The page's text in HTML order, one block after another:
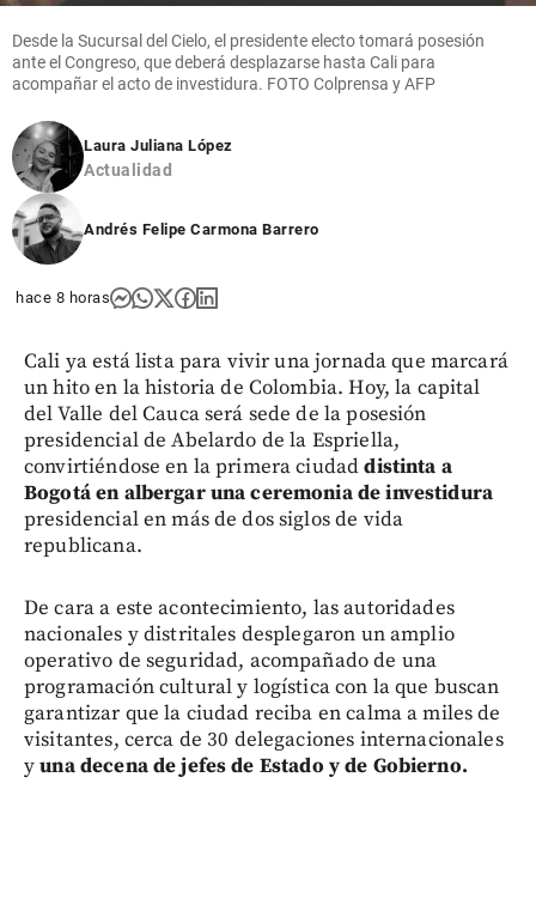
Desde la Sucursal del Cielo, el presidente electo tomará posesión
ante el Congreso, que deberá desplazarse hasta Cali para
acompañar el acto de investidura. FOTO Colprensa y AFP
Laura Juliana López
Actualidad
Andrés Felipe Carmona Barrero
hace 8 horas
Cali ya está lista para vivir una jornada que marcará
un hito en la historia de Colombia. Hoy, la capital
del Valle del Cauca será sede de la posesión
presidencial de Abelardo de la Espriella,
convirtiéndose en la primera ciudaddistinta a
Bogotá en albergar una ceremonia de investidura
presidencial en más de dos siglos de vida
republicana.
De cara a este acontecimiento, las autoridades
nacionales y distritales desplegaron un amplio
operativo de seguridad, acompañado de una
programación cultural y logística con la que buscan
garantizar que la ciudad reciba en calma a miles de
visitantes, cerca de 30 delegaciones internacionales
yuna decena de jefes de Estado y de Gobierno.